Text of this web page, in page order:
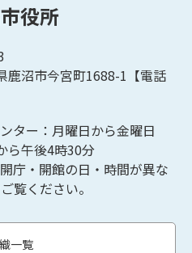
役所
鹿沼市今宮町1688-1【電話
ター：月曜日から金曜日
ら午後4時30分
庁・開館の日・時間が異な
覧ください。
一覧